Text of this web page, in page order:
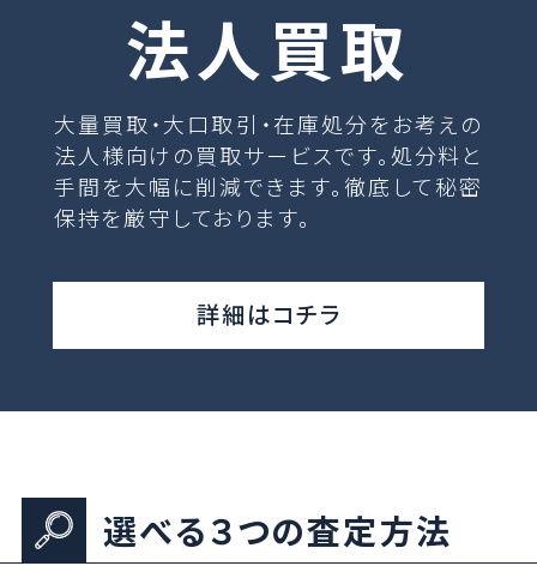
法人買取
大量買取・大口取引・在庫処分をお考えの
法人様向けの買取サービスです。処分料と
手間を大幅に削減できます。徹底して秘密
保持を厳守しております。
詳細はコチラ
選べる３つの査定方法